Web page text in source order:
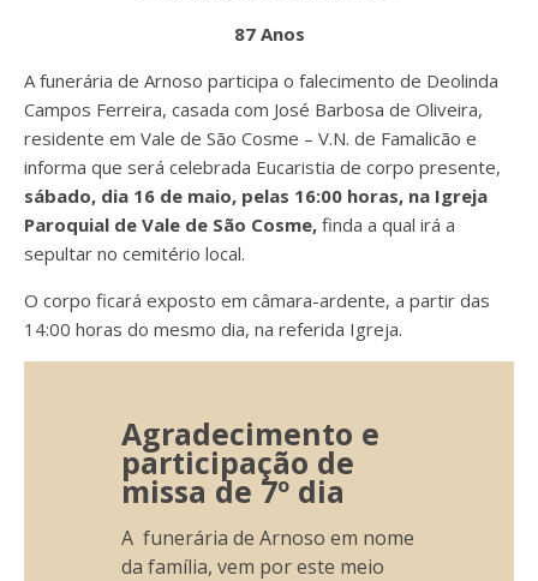
87 Anos
A funerária de Arnoso participa o falecimento de Deolinda
Campos Ferreira, casada com José Barbosa de Oliveira,
residente em Vale de São Cosme – V.N. de Famalicão e
informa que será celebrada Eucaristia de corpo presente,
sábado, dia 16 de maio, pelas 16:00 horas, na Igreja
Paroquial de Vale de São Cosme, finda a qual irá a
sepultar no cemitério local.
O corpo ficará exposto em câmara-ardente, a partir das
14:00 horas do mesmo dia, na referida Igreja.
Agradecimento e
participação de
missa de 7º dia
A funerária de Arnoso em nome
da família, vem por este meio